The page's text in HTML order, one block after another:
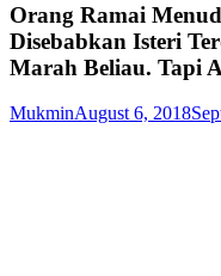
Orang Ramai
Disebabkan Isteri
Marah Beliau. Tapi
MukminAugust 6, 2018